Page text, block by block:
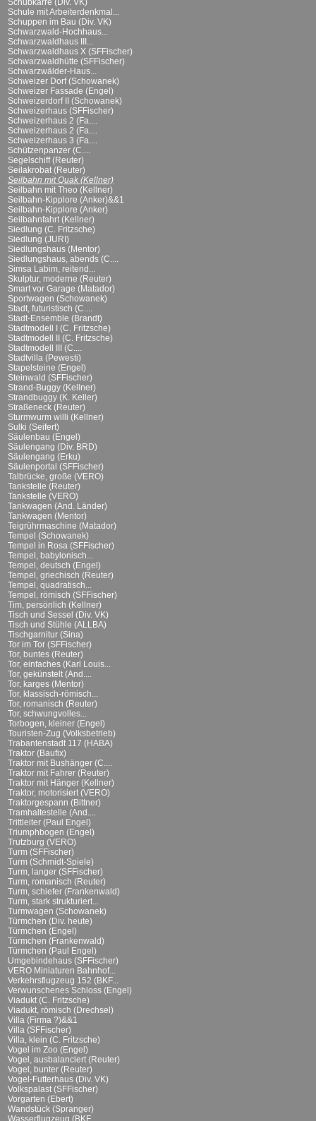
Schubkarre (Div. VK)
Schule mit Arbeiterdenkmal...
Schuppen im Bau (Div. VK)
Schwarzwald-Hochhaus...
Schwarzwaldhaus III...
Schwarzwaldhaus X (SFFischer)
Schwarzwaldhütte (SFFischer)
Schwarzwälder-Haus...
Schweizer Dorf (Schowanek)
Schweizer Fassade (Engel)
Schweizerdorf II (Schowanek)
Schweizerhaus (SFFischer)
Schweizerhaus 2 (Fa....
Schweizerhaus 2 (Fa....
Schweizerhaus 3 (Fa....
Schützenpanzer (C....
Segelschiff (Reuter)
Seilakrobat (Reuter)
Seilbahn mit Quak (Kellner)
Seilbahn mit Theo (Kellner)
Seilbahn-Kipplore (Anker)&&1
Seilbahn-Kipplore (Anker)
Seilbahnfahrt (Kellner)
Siedlung (C. Fritzsche)
Siedlung (JURI)
Siedlungshaus (Mentor)
Siedlungshaus, abends (C....
Simsa Labim, reitend...
Skulptur, moderne (Reuter)
Smart vor Garage (Matador)
Sportwagen (Schowanek)
Stadt, futuristisch (C....
Stadt-Ensemble (Brandt)
Stadtmodell I (C. Fritzsche)
Stadtmodell II (C. Fritzsche)
Stadtmodell III (C....
Stadtvilla (Pewesti)
Stapelsteine (Engel)
Steinwald (SFFischer)
Strand-Buggy (Kellner)
Strandbuggy (K. Keller)
Straßeneck (Reuter)
Sturmwurm willi (Kellner)
Sulki (Seifert)
Säulenbau (Engel)
Säulengang (Div. BRD)
Säulengang (Erku)
Säulenportal (SFFischer)
Talbrücke, große (VERO)
Tankstelle (Reuter)
Tankstelle (VERO)
Tankwagen (And. Länder)
Tankwagen (Mentor)
Teigrührmaschine (Matador)
Tempel (Schowanek)
Tempel in Rosa (SFFischer)
Tempel, babylonisch...
Tempel, deutsch (Engel)
Tempel, griechisch (Reuter)
Tempel, quadratisch...
Tempel, römisch (SFFischer)
Tim, persönlich (Kellner)
Tisch und Sessel (Div. VK)
Tisch und Stühle (ALLBA)
Tischgarnitur (Sina)
Tor im Tor (SFFischer)
Tor, buntes (Reuter)
Tor, einfaches (Karl Louis...
Tor, gekünstelt (And....
Tor, karges (Mentor)
Tor, klassisch-römisch...
Tor, romanisch (Reuter)
Tor, schwungvolles...
Torbogen, kleiner (Engel)
Touristen-Zug (Volksbetrieb)
Trabantenstadt 117 (HABA)
Traktor (Baufix)
Traktor mit Bushänger (C....
Traktor mit Fahrer (Reuter)
Traktor mit Hänger (Kellner)
Traktor, motorisiert (VERO)
Traktorgespann (Bittner)
Tramhaltestelle (And....
Trittleiter (Paul Engel)
Triumphbogen (Engel)
Trutzburg (VERO)
Turm (SFFischer)
Turm (Schmidt-Spiele)
Turm, langer (SFFischer)
Turm, romanisch (Reuter)
Turm, schiefer (Frankenwald)
Turm, stark strukturiert...
Turmwagen (Schowanek)
Türmchen (Div. heute)
Türmchen (Engel)
Türmchen (Frankenwald)
Türmchen (Paul Engel)
Umgebindehaus (SFFischer)
VERO Miniaturen Bahnhof...
Verkehrsflugzeug 152 (BKF...
Verwunschenes Schloss (Engel)
Viadukt (C. Fritzsche)
Viadukt, römisch (Drechsel)
Villa (Firma ?)&&1
Villa (SFFischer)
Villa, klein (C. Fritzsche)
Vogel im Zoo (Engel)
Vogel, ausbalanciert (Reuter)
Vogel, bunter (Reuter)
Vogel-Futterhaus (Div. VK)
Volkspalast (SFFischer)
Vorgarten (Ebert)
Wandstück (Spranger)
Wasserflugzeug (BKF